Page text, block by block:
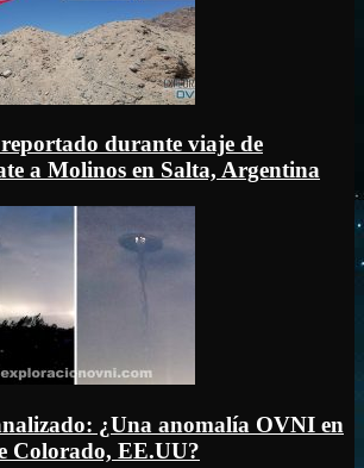
durante viaje de
a Molinos en Salta, Argentina
¿Una anomalía OVNI en
Colorado, EE.UU?